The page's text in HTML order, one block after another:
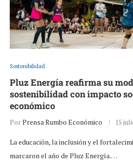
Sostenibilidad
Pluz Energía reafirma su
sostenibilidad con impacto
económico
PorPrensa Rumbo Económico 15
La educación, la inclusión y el
marcaron el año de Pluz Energía.…